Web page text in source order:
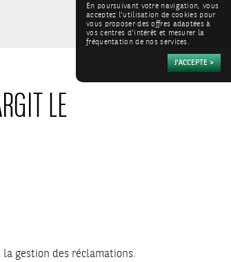
LE
gestion des réclamations.
En poursuivant votre navigation, vous
acceptez l'utilisation de cookies pour
vous proposer des offres adaptées à
vos centres d'intérêt et mesurer la
fréquentation de nos services.